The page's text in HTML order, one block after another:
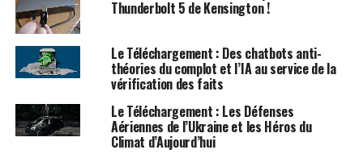
assembler en orbite
Avec l’augmentation des voyages spatiaux, la Station
spatiale internationale ne peut accueillir que 11
d’architecture spatiale à but non lucratif basé à
Cambridge, MA, propose une solution : un habitat
Thunderbolt 5 de Kensington !
Le Téléchargement : Des chatbots anti-
théories du complot et l’IA au service de la
vérification des faits
Le Téléchargement : Les Défenses
Aériennes de l’Ukraine et les Héros du
Climat d’Aujourd’hui